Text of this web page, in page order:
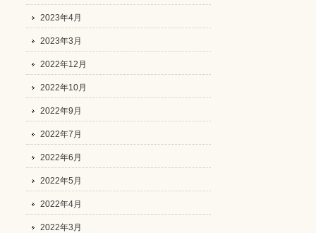
2023年4月
2023年3月
2022年12月
2022年10月
2022年9月
2022年7月
2022年6月
2022年5月
2022年4月
2022年3月